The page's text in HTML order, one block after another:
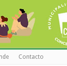
Contacto